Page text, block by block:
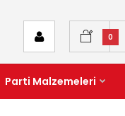
0
Parti Malzemeleri